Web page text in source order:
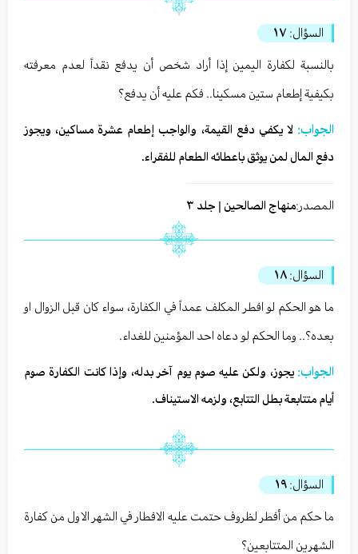
السؤال: ١٧
بالنسبة لكفارة اليمين إذا أراد شخص أن يدفع نقداً لعدم معرفته
بكيفية إطعام ستين مسكينا.. فكم عليه أن يدفع؟
الجواب: لا يكفي دفع القيمة، والواجب إطعام عشرة مساكين، ويجوز
دفع المال لمن يوثق باعطائه الطعام للفقراء.
المصدر:منهاج الصالحين | جلد ٣
السؤال: ١٨
ما هو الحكم لو افطر المكلف عمداً في الكفارة، سواء كان قبل الزوال او
بعده؟.. وما الحكم لو دعاه احد المؤمنين للغداء.
الجواب:يجوز، ولكن عليه صوم يوم آخر بدله، وإذا كانت الكفارة صوم
أيام متتابعة بطل التتابع، ولزمه الاستيناف.
السؤال: ١٩
ما حكم من أفطر لظروف حتمت عليه الافطار في الشهر الاول من كفارة
الشهرين المتتابعين؟